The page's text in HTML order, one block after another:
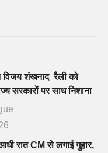
शंखनाद रैली को
सरकारों पर साध निशाना
रात CM से लगाई गुहार,